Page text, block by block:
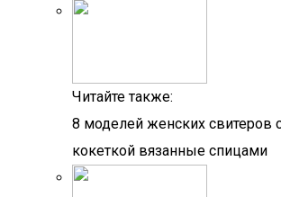
Читайте также:
8 моделей женских свитеров
кокеткой вязанные спицами